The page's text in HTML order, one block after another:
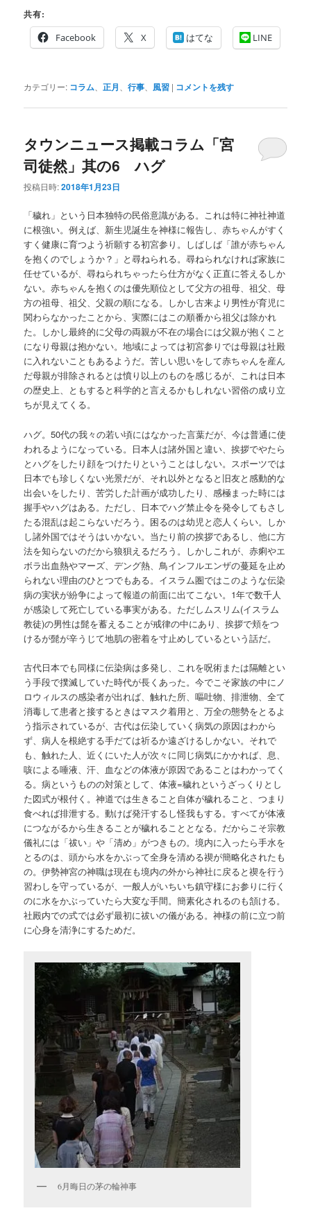
共有:
Facebook
X はてな LINE
カテゴリー: コラム 、正月 、行事 風習 | コメントを残す
タウンニュース掲載コラム「宮
司徒然」其の6 ハグ
投稿日時:2018年1月23日
「穢れ」という日本独特の民俗意識がある。これは特に神社神道
に根強い。例えば、新生児誕生を神様に報告し、赤ちゃんがすく
すく健康に育つよう祈願する初宮参り。しばしば「誰が赤ちゃん
を抱くのでしょうか？」と尋ねられる。尋ねられなければ家族に
任せているが、尋ねられちゃったら仕方がなく正直に答えるしか
ない。赤ちゃんを抱くのは優先順位として父方の祖母、祖父、母
方の祖母、祖父、父親の順になる。しかし古来より男性が育児に
関わらなかったことから、実際にはこの順番から祖父は除かれ
た。しかし最終的に父母の両親が不在の場合には父親が抱くこと
になり母親は抱かない。地域によっては初宮参りでは母親は社殿
に入れないこともあるようだ。苦しい思いをして赤ちゃんを産ん
だ母親が排除されるとは憤り以上のものを感じるが、これは日本
の歴史上、ともすると科学的と言えるかもしれない習俗の成り立
ちが見えてくる。
ハグ。50代の我々の若い頃にはなかった言葉だが、今は普通に使
われるようになっている。日本人は諸外国と違い、挨拶でやたら
とハグをしたり顔をつけたりということはしない。スポーツでは
日本でも珍しくない光景だが、それ以外となると旧友と感動的な
出会いをしたり、苦労した計画が成功したり、感極まった時には
握手やハグはある。ただし、日本でハグ禁止令を発令してもさし
たる混乱は起こらないだろう。困るのは幼児と恋人くらい。しか
し諸外国ではそうはいかない。当たり前の挨拶であるし、他に方
法を知らないのだから狼狽えるだろう。しかしこれが、赤痢やエ
ボラ出血熱やマーズ、デング熱、鳥インフルエンザの蔓延を止め
られない理由のひとつでもある。イスラム圏ではこのような伝染
病の実状が紛争によって報道の前面に出てこない。1年で数千人
が感染して死亡している事実がある。ただしムスリム(イスラム
教徒)の男性は髭を蓄えることが戒律の中にあり、挨拶で頬をつ
けるが髭が辛うじて地肌の密着を寸止めしているという話だ。
古代日本でも同様に伝染病は多発し、これを呪術または隔離とい
う手段で撲滅していた時代が長くあった。今でこそ家族の中にノ
ロウィルスの感染者が出れば、触れた所、嘔吐物、排泄物、全て
消毒して患者と接するときはマスク着用と、万全の態勢をとるよ
う指示されているが、古代は伝染していく病気の原因はわから
ず、病人を根絶する手だては祈るか遠ざけるしかない。それで
も、触れた人、近くにいた人が次々に同じ病気にかかれば、息、
咳による唾液、汗、血などの体液が原因であることはわかってく
る。病というものの対策として、体液=穢れというざっくりとし
た図式が根付く。神道では生きること自体が穢れること、つまり
食べれば排泄する。動けば発汗するし怪我もする。すべてが体液
につながるから生きることが穢れることとなる。だからこそ宗教
儀礼には「祓い」や「清め」がつきもの。境内に入ったら手水を
とるのは、頭から水をかぶって全身を清める禊が簡略化されたも
の。伊勢神宮の神職は現在も境内の外から神社に戻ると禊を行う
習わしを守っているが、一般人がいちいち鎮守様にお参りに行く
のに水をかぶっていたら大変な手間。簡素化されるのも頷ける。
社殿内での式では必ず最初に祓いの儀がある。神様の前に立つ前
に心身を清浄にするためだ。
6月晦日の茅の輪神事